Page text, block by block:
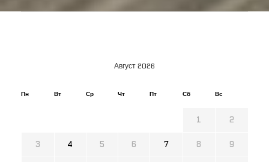
Август 2026
Пн Вт Ср Чт Пт Сб Вс
1 2
3 4 5 6 7 8 9